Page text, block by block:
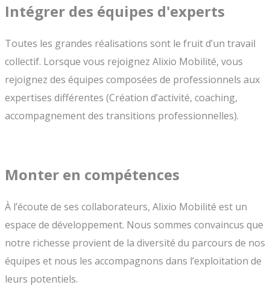
Intégrer des équipes d'experts
Toutes les grandes réalisations sont le fruit d’un travail
collectif. Lorsque vous rejoignez Alixio Mobilité, vous
rejoignez des équipes composées de professionnels aux
expertises différentes (Création d’activité, coaching,
accompagnement des transitions professionnelles).
Monter en compétences
À l’écoute de ses collaborateurs, Alixio Mobilité est un
espace de développement. Nous sommes convaincus que
notre richesse provient de la diversité du parcours de nos
équipes et nous les accompagnons dans l’exploitation de
leurs potentiels.